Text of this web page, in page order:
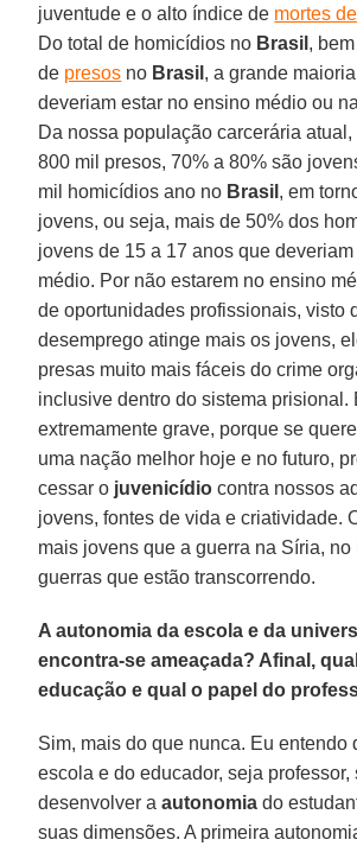
juventude e o alto índice de mortes
Do total de homicídios no Brasil ,
de presos no Brasil , a grande
deveriam estar no ensino médio ou
Da nossa população carcerária atual,
800 mil presos, 70% a 80% são
mil homicídios ano no Brasil , em
jovens, ou seja, mais de 50% dos
jovens de 15 a 17 anos que
médio. Por não estarem no ensino
de oportunidades profissionais, visto
desemprego atinge mais os jovens,
presas muito mais fáceis do crime
inclusive dentro do sistema prisional.
extremamente grave, porque se
uma nação melhor hoje e no futuro,
cessar o juvenicídio contra nossos
jovens, fontes de vida e criatividade.
mais jovens que a guerra na Síria, no
guerras que estão transcorrendo.
A autonomia da escola e da
encontra-se ameaçada? Afinal,
educação e qual o papel do
Sim, mais do que nunca. Eu entendo
escola e do educador, seja professor,
desenvolver aautonomia do
suas dimensões. A primeira